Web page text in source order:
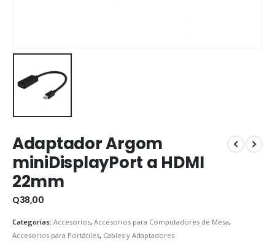
Adaptador Argom
miniDisplayPort a HDMI
22mm
Q38,00
Categorías: Accesorios, Accesorios para Computadores de Mesa,
Accesorios para Portátiles, Cables y Adaptadores